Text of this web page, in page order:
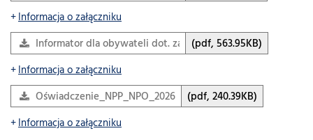
Informacja o załączniku
Informator dla obywateli dot. zadań z zakresu bezpłatnej…
(pdf, 563.95KB)
Informacja o załączniku
Oświadczenie_NPP_NPO_2026
(pdf, 240.39KB)
Informacja o załączniku